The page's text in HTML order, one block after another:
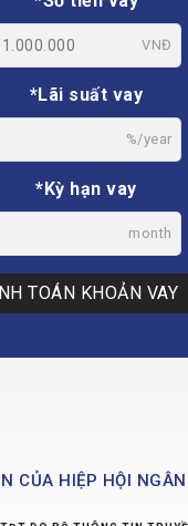
VNĐ
*Lãi suất vay
%/year
*Kỳ hạn vay
month
TOÁN KHOẢN VAY
CỦA HIỆP HỘI